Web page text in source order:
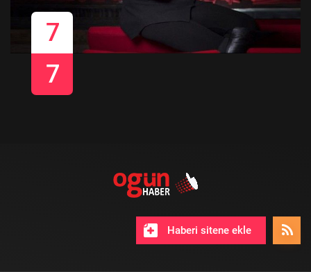
7
7
Haberi sitene ekle